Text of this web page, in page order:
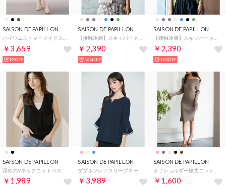
SAISON DE PAPILLON
￥3,659
8%OFF
SAISON DE PAPILLON
￥2,390
16%OFF
SAISON DE PAPILLON
￥2,390
16%OFF
SAISON DE PAPILLON
￥1,989
SAISON DE PAPILLON
￥3,989
SAISON DE PAPILLON
￥1,600